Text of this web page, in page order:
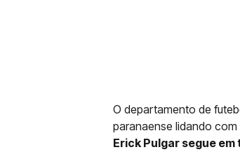
O departamento de
paranaense lidando
Erick Pulgar segue